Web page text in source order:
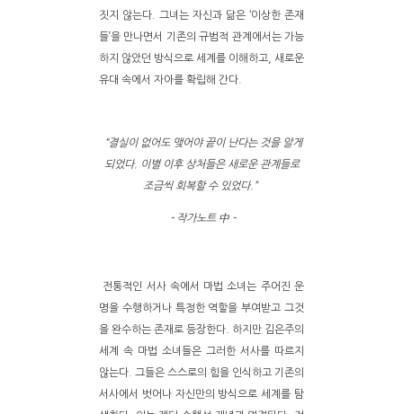
짓지 않는다. 그녀는 자신과 닮은 ‘이상한 존재
들’을 만나면서 기존의 규범적 관계에서는 가능
하지 않았던 방식으로 세계를 이해하고, 새로운
유대 속에서 자아를 확립해 간다.
“결실이 없어도 맺어야 끝이 난다는 것을 알게
되었다. 이별 이후 상처들은 새로운 관계들로
조금씩 회복할 수 있었다.”
- 작가노트 中 -
전통적인 서사 속에서 마법 소녀는 주어진 운
명을 수행하거나 특정한 역할을 부여받고 그것
을 완수하는 존재로 등장한다. 하지만 김은주의
세계 속 마법 소녀들은 그러한 서사를 따르지
않는다. 그들은 스스로의 힘을 인식하고 기존의
서사에서 벗어나 자신만의 방식으로 세계를 탐